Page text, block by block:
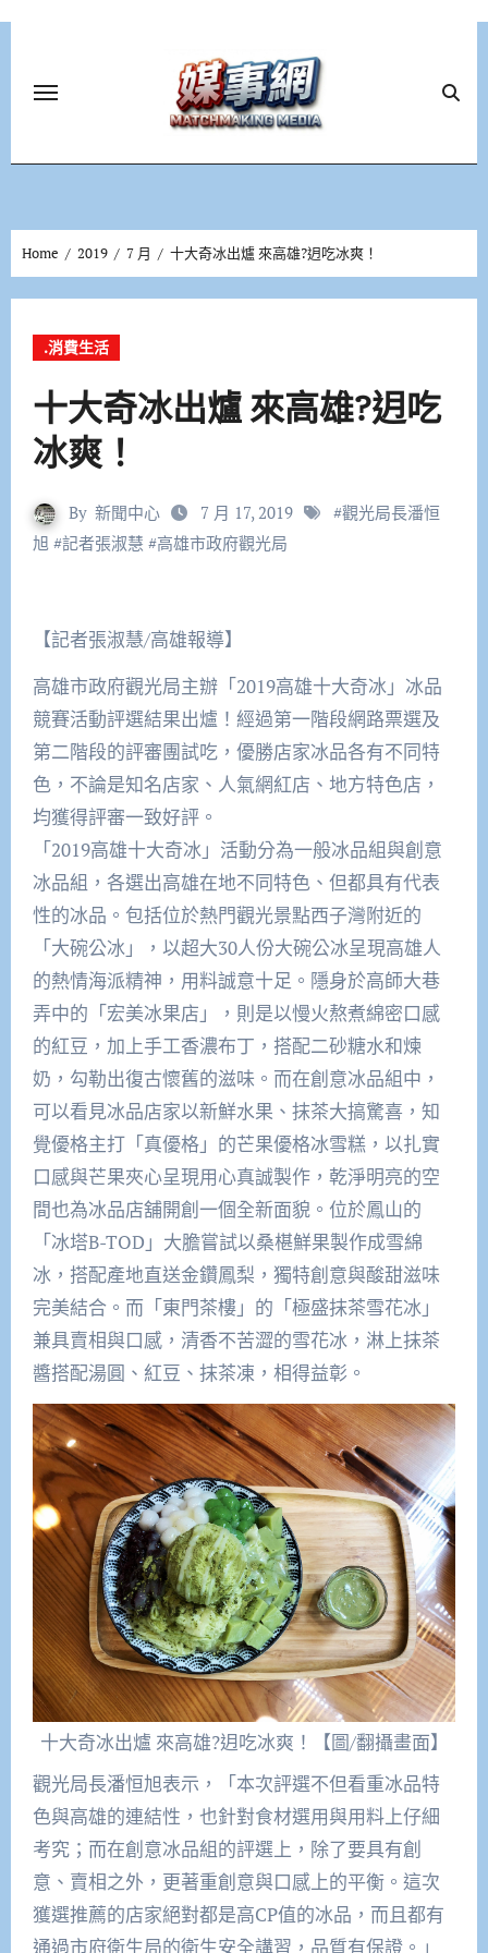
Home 2019 7 月 十大奇冰出爐 來高雄?迌吃冰爽！
.消費生活
十大奇冰出爐 來高雄?迌吃
冰爽！
By 新聞中心 7 月 17, 2019 #觀光局長潘恒
旭#記者張淑慧 #高雄市政府觀光局
【記者張淑慧/高雄報導】
高雄市政府觀光局主辦「2019高雄十大奇冰」冰品
競賽活動評選結果出爐！經過第一階段網路票選及
第二階段的評審團試吃，優勝店家冰品各有不同特
色，不論是知名店家、人氣網紅店、地方特色店，
均獲得評審一致好評。
「2019高雄十大奇冰」活動分為一般冰品組與創意
冰品組，各選出高雄在地不同特色、但都具有代表
性的冰品。包括位於熱門觀光景點西子灣附近的
「大碗公冰」，以超大30人份大碗公冰呈現高雄人
的熱情海派精神，用料誠意十足。隱身於高師大巷
弄中的「宏美冰果店」，則是以慢火熬煮綿密口感
的紅豆，加上手工香濃布丁，搭配二砂糖水和煉
奶，勾勒出復古懷舊的滋味。而在創意冰品組中，
可以看見冰品店家以新鮮水果、抹茶大搞驚喜，知
覺優格主打「真優格」的芒果優格冰雪糕，以扎實
口感與芒果夾心呈現用心真誠製作，乾淨明亮的空
間也為冰品店舖開創一個全新面貌。位於鳳山的
「冰塔B-TOD」大膽嘗試以桑椹鮮果製作成雪綿
冰，搭配產地直送金鑽鳳梨，獨特創意與酸甜滋味
完美結合。而「東門茶樓」的「極盛抹茶雪花冰」
兼具賣相與口感，清香不苦澀的雪花冰，淋上抹茶
醬搭配湯圓、紅豆、抹茶凍，相得益彰。
十大奇冰出爐 來高雄?迌吃冰爽！【圖/翻攝畫面】
觀光局長潘恒旭表示，「本次評選不但看重冰品特
色與高雄的連結性，也針對食材選用與用料上仔細
考究；而在創意冰品組的評選上，除了要具有創
意、賣相之外，更著重創意與口感上的平衡。這次
獲選推薦的店家絕對都是高CP值的冰品，而且都有
通過市府衛生局的衛生安全講習，品質有保證。」